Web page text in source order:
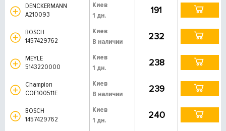
DENCKERMANN
A210093
Киев
1 дн.
191
BOSCH
1457429762
Киев
В наличии
232
MEYLE
5143220000
Киев
1 дн.
238
Champion
COF100511E
Киев
В наличии
239
BOSCH
1457429762
Киев
1 дн.
240